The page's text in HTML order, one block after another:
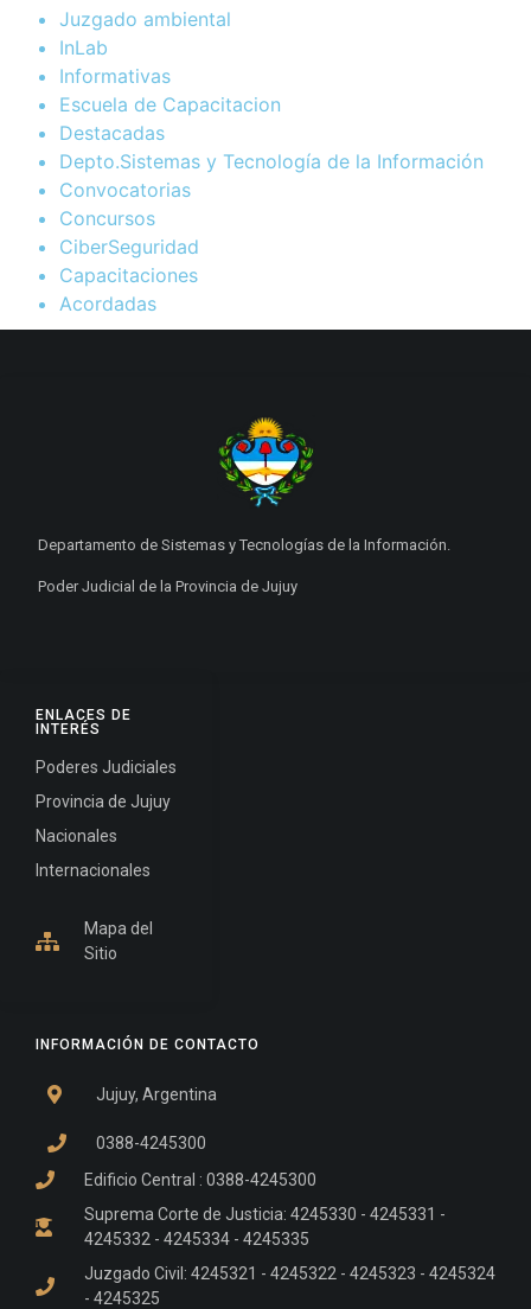
Juzgado ambiental
InLab
Informativas
Escuela de Capacitacion
Destacadas
Depto.Sistemas y Tecnología de la Información
Convocatorias
Concursos
CiberSeguridad
Capacitaciones
Acordadas
INFORMACIÓN DE CONTACTO
Jujuy, Argentina
0388-4245300
Edificio Central : 0388-4245300
Suprema Corte de Justicia: 4245330 - 4245331 -
4245332 - 4245334 - 4245335
Juzgado Civil: 4245321 - 4245322 - 4245323 - 4245324
- 4245325
ENLACES DE
INTERÉS
Poderes Judiciales
Provincia de Jujuy
Nacionales
Internacionales
Mapa del
Sitio
Departamento de Sistemas y Tecnologías de la Información.
Poder Judicial de la Provincia de Jujuy